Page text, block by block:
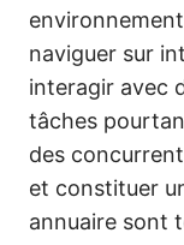
naviguer sur
interagir avec
tâches
des
et constituer
annuaire sont